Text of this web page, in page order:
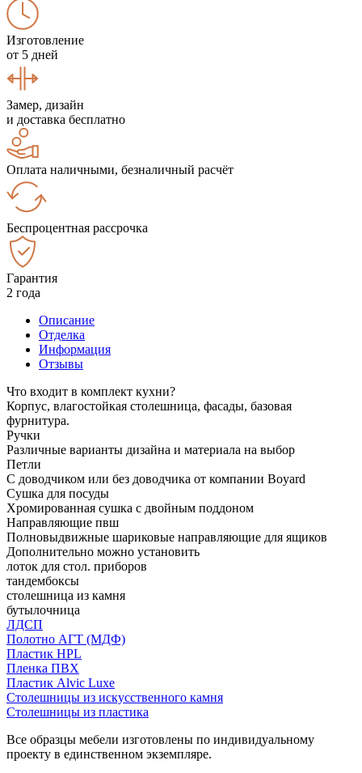
Изготовление
от 5 дней
Замер, дизайн
и доставка бесплатно
Оплата наличными, безналичный расчёт
Беспроцентная рассрочка
Гарантия
2 года
Описание
Отделка
Информация
Отзывы
Что входит в комплект кухни?
Корпус, влагостойкая столешница, фасады, базовая
фурнитура.
Ручки
Различные варианты дизайна и материала на выбор
Петли
С доводчиком или без доводчика от компании Boyard
Сушка для посуды
Хромированная сушка с двойным поддоном
Направляющие пвш
Полновыдвижные шариковые направляющие для ящиков
Дополнительно можно установить
лоток для стол. приборов
тандембоксы
столешница из камня
бутылочница
ЛДСП
Полотно АГТ (МДФ)
Пластик HPL
Пленка ПВХ
Пластик Alvic Luxe
Столешницы из искусственного камня
Столешницы из пластика
Все образцы мебели изготовлены по индивидуальному
проекту в единственном экземпляре.